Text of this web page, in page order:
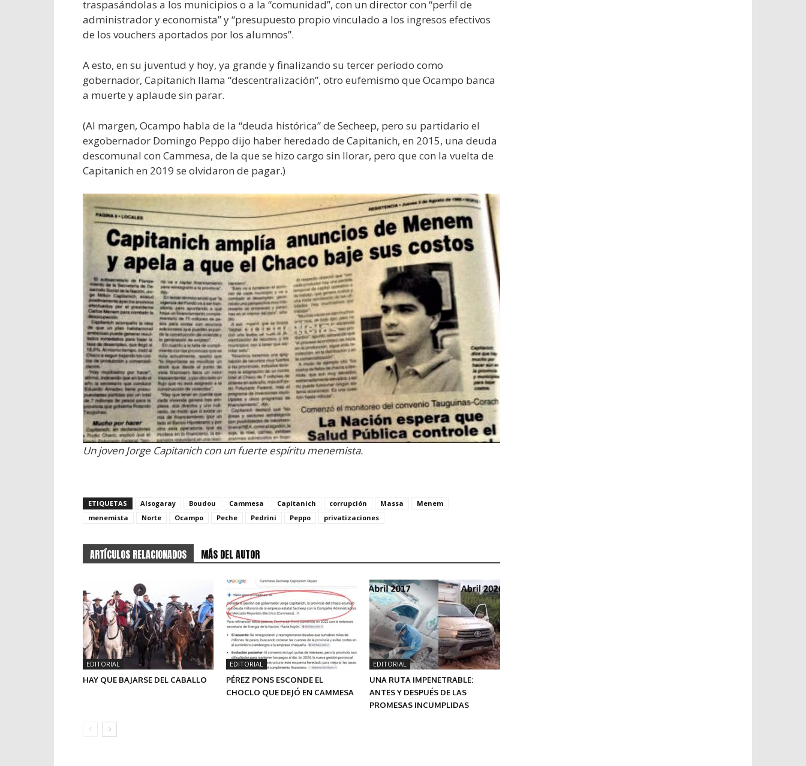
traspasándolas a los municipios o a la “comunidad”, con un director con “perfil de
administrador y economista” y “presupuesto propio vinculado a los ingresos efectivos
de los vouchers aportados por los alumnos”.
A esto, en su juventud y hoy, ya grande y finalizando su tercer período como
gobernador, Capitanich llama “descentralización”, otro eufemismo que Ocampo banca
a muerte y aplaude sin parar.
(Al margen, Ocampo habla de la “deuda histórica” de Secheep, pero su partidario el
exgobernador Domingo Peppo dijo haber heredado de Capitanich, en 2015, una deuda
descomunal con Cammesa, de la que se hizo cargo sin llorar, pero que con la vuelta de
Capitanich en 2019 se olvidaron de pagar.)
Un joven Jorge Capitanich con un fuerte espíritu menemista.
ETIQUETAS Alsogaray Boudou Cammesa Capitanich corrupción Massa
Menem
menemista
Norte Ocampo Peche Pedrini Peppo privatizaciones
ARTÍCULOS RELACIONADOS MÁS DEL AUTOR
EDITORIAL
HAY QUE BAJARSE DEL CABALLO
EDITORIAL
PÉREZ PONS ESCONDE EL
CHOCLO QUE DEJÓ EN CAMMESA
EDITORIAL
UNA RUTA IMPENETRABLE:
ANTES Y DESPUÉS DE LAS
PROMESAS INCUMPLIDAS